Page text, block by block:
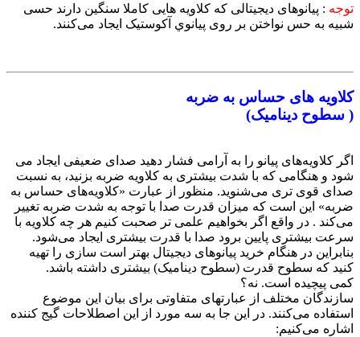
توجه :‌ پیانوهای دیجیتالی که کلاویه هایی کاملا سنگین دارند حسی
شبیه به حس نواختن بر روی پیانوي آکوستیک ایجاد می‌کنند.
کلاویه های حساس به ضربه
(‌ سطوح دینامیک)
اگر کلاویه‌های پیانو را به آرامی فشار ‌دهید صدای ضعیفی ایجاد می
شود و هنگامی که با شدت بیشتری به کلاویه ضربه بزنید، به نسبت
صدای قوی تری می‌شنوید. منظور از عبارت «کلاویه‌های حساس به
ضربه»‌ این است که میزان قدرت صدا با توجه به شدت ضربه تغییر
می‌کند . در واقع اگر بخواهیم علمی تر صحبت کنیم هر چه کلاویه با
سرعت بیشتری پایین برود صدا با قدرت بیشتری ایجاد می‌شود.
بنابراین در هنگام خرید پیانوهای دیجیتال بهتر است سازی را تهیه
کنید که سطوح قدرت (سطوح دینامیک) بیشتری داشته باشد.
کمی پیچیده است. نه؟
سازندگان مختلف از عبارتهای متفاوتی برای بیان این موضوع
استفاده می‌کنند. در این جا به سه مورد از این اصطلاحات گیج کننده
اشاره می‌کنیم: